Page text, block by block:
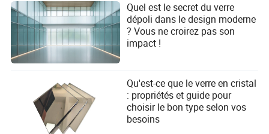
Quel est le secret du verre
dépoli dans le design moderne
? Vous ne croirez pas son
impact !
Qu'est-ce que le verre en cristal
: propriétés et guide pour
choisir le bon type selon vos
besoins